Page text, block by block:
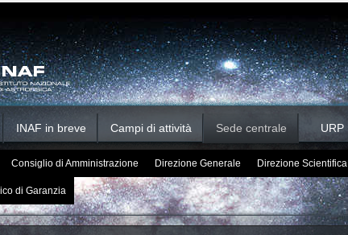
INAF in breve Campi di attività Sede centrale URP
Consiglio di Amministrazione Direzione Generale Direzione Scientifica
di Garanzia